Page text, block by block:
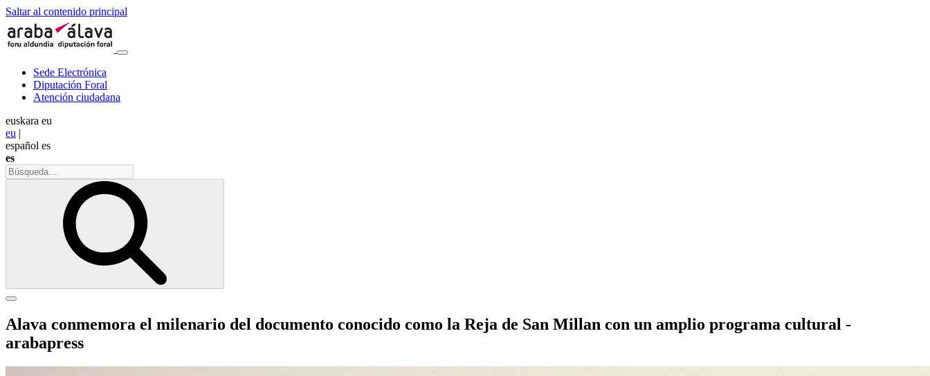
Saltar al contenido principal
Sede Electrónica
Diputación Foral
Atención ciudadana
euskara eu
eu |
español es
es
Alava conmemora el milenario del documento conocido como la Reja de San Millan con un amplio programa cultural -
arabapress